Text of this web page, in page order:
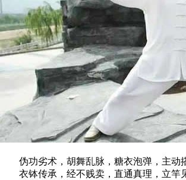
伪功劣术，胡舞乱脉，糖衣泡弹，主动
衣钵传承，经不贱卖，直通真理，立竿